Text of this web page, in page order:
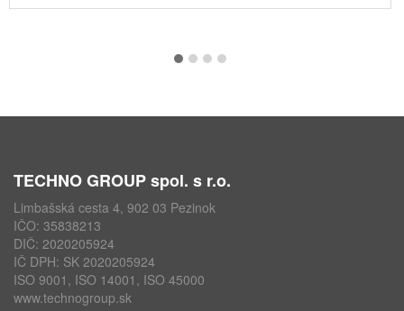
TECHNO GROUP spol. s r.o.
Limbašská cesta 4, 902 03 Pezinok
IČO: 35838213
DIČ: 2020205924
IČ DPH: SK 2020205924
ISO 9001, ISO 14001, ISO 45000
www.technogroup.sk